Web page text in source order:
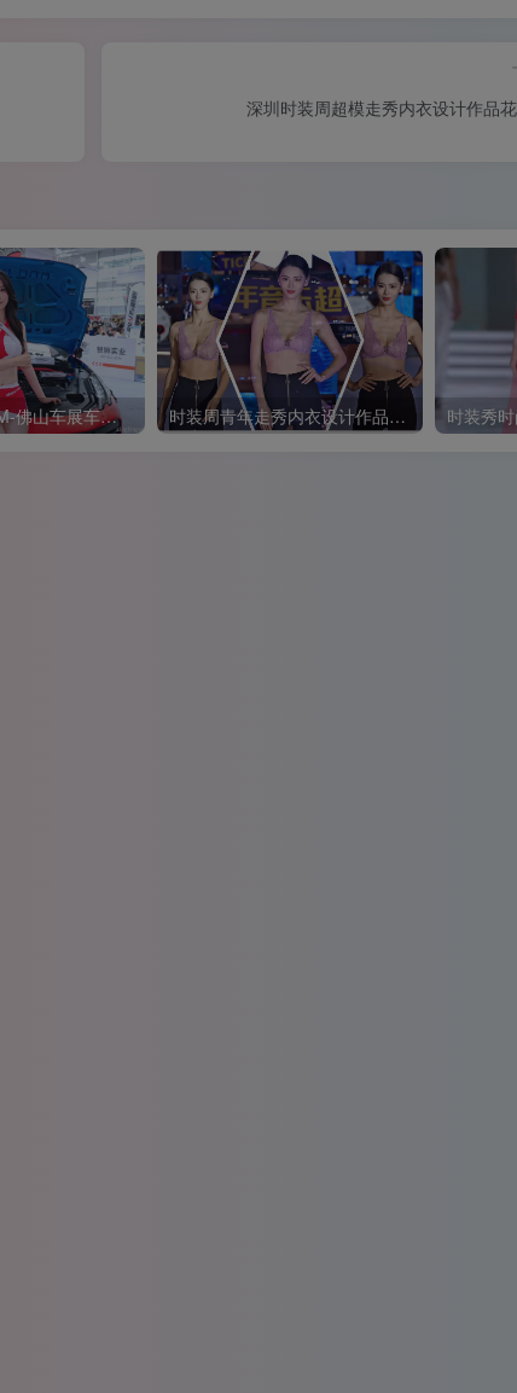
深圳时装周超模走秀内衣设计作品
NOVENDREAM-佛山车展车模摄影视频 时装周青年走秀内衣设计作品短视频🍓模特颜雨翼走秀花絮